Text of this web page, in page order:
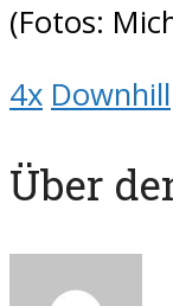
(Fotos:
4x Downhill
Über